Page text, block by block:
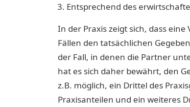
Entsprechend des
In der Praxis zeigt sich, dass
Fällen den tatsächlichen
der Fall, in denen die Partner
hat es sich daher bewährt, den
z.B. möglich, ein Drittel des
Praxisanteilen und ein weiteres